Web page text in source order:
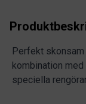
Perfekt
kombination med
speciella